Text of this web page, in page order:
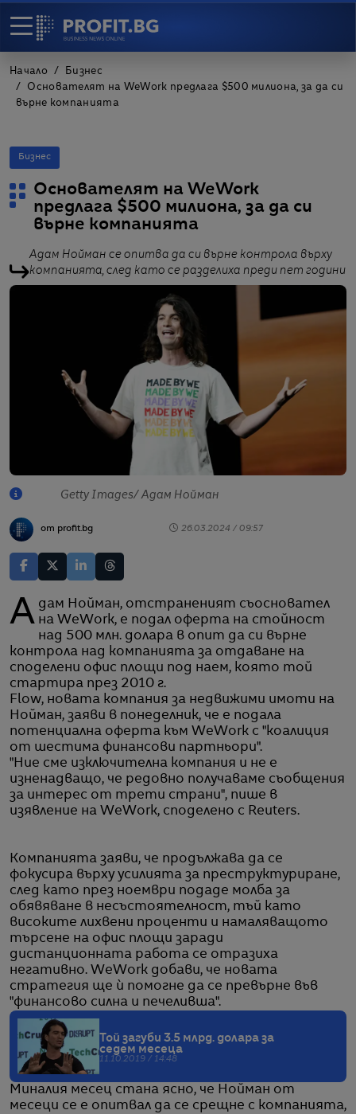
Начало
Бизнес
Основателят на WeWork предлага $500 милиона, за да си
върне компанията
Бизнес
Основателят на WeWork
предлага $500 милиона, за да си
върне компанията
Адам Нойман се опитва да си върне контрола върху
компанията, след като се разделиха преди пет години
Getty Images/ Адам Нойман
от profit.bg 26.03.2024 / 09:57
Адам Нойман, отстраненият съосновател на WeWork, е подал оферта на стойност
над 500 млн. долара в опит да си върне
контрола над компанията за отдаване на
споделени офис площи под наем, която той
стартира през 2010 г.
Flow, новата компания за недвижими имоти на
Нойман, заяви в понеделник, че е подала
потенциална оферта към WeWork с "коалиция
от шестима финансови партньори".
"Ние сме изключителна компания и не е
изненадващо, че редовно получаваме съобщения
за интерес от трети страни", пише в
изявление на WeWork, споделено с Reuters.
Компанията заяви, че продължава да се
фокусира върху усилията за преструктуриране,
след като през ноември подаде молба за
обявяване в несъстоятелност, тъй като
високите лихвени проценти и намаляващото
търсене на офис площи заради
дистанционната работа се отразиха
негативно. WeWork добави, че новата
стратегия ще ѝ помогне да се превърне във
"финансово силна и печеливша".
Той загуби 3.5 млрд. долара за
седем месеца
11.10.2019 / 14:48
Миналия месец стана ясно, че Нойман от
месеци се е опитвал да се срещне с компанията,